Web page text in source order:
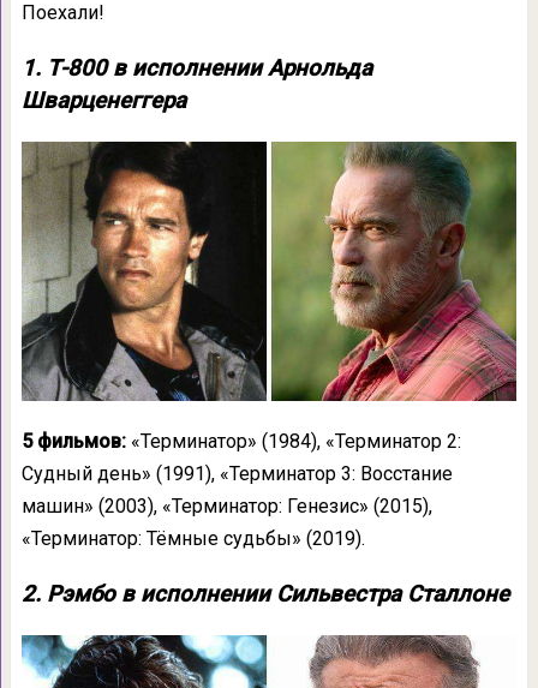
Поехали!
1. Т-800 в исполнении Арнольда
Шварценеггера
5 фильмов:«Терминатор» (1984), «Терминатор 2:
Судный день» (1991), «Терминатор 3: Восстание
машин» (2003), «Терминатор: Генезис» (2015),
«Терминатор: Тёмные судьбы» (2019).
2. Рэмбо в исполнении Сильвестра Сталлоне